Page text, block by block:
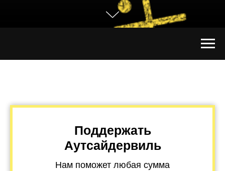
Поддержать
Аутсайдервиль
Нам поможет любая сумма